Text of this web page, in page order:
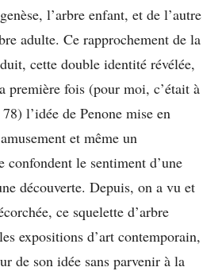
l’arbre enfant, et de l’autre
adulte. Ce rapprochement de la
cette double identité révélée,
première fois (pour moi, c’était à
l’idée de Penone mise en
et même un
confondent le sentiment d’une
découverte. Depuis, on a vu et
ce squelette d’arbre
expositions d’art contemporain,
de son idée sans parvenir à la